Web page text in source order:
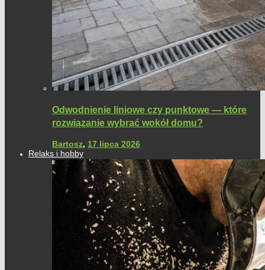
Odwodnienie liniowe czy punktowe — które
rozwiązanie wybrać wokół domu?
Bartosz, 17 lipca 2026
Relaks i hobby